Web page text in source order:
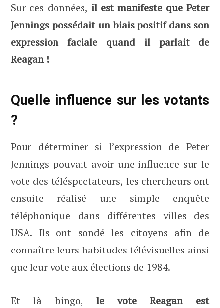
Sur ces données, il est manifeste que Peter
Jennings possédait un biais positif dans son
expression faciale quand il parlait de
Reagan !
Quelle influence sur les votants
?
Pour déterminer si l’expression de Peter
Jennings pouvait avoir une influence sur le
vote des téléspectateurs, les chercheurs ont
ensuite réalisé une simple enquête
téléphonique dans différentes villes des
USA. Ils ont sondé les citoyens afin de
connaître leurs habitudes télévisuelles ainsi
que leur vote aux élections de 1984.
Et là bingo, le vote Reagan est